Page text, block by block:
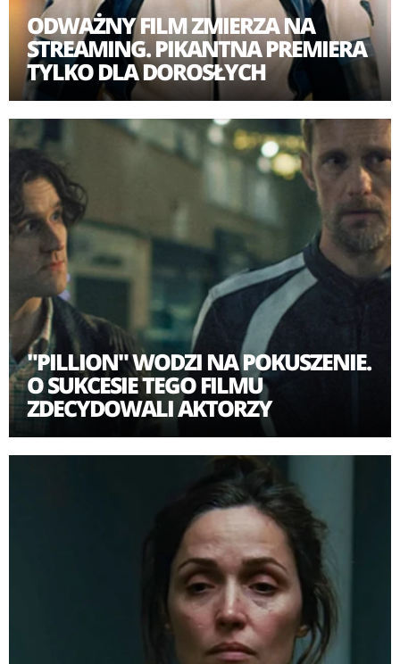
ODWAŻNY FILM ZMIERZA NA
STREAMING. PIKANTNA PREMIERA
TYLKO DLA DOROSŁYCH
"PILLION" WODZI NA POKUSZENIE.
O SUKCESIE TEGO FILMU
ZDECYDOWALI AKTORZY